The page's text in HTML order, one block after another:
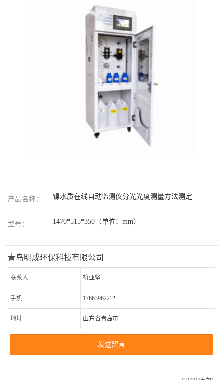
产品名称： 镍水质在线自动监测仪分光光度测量方法测定
型号： 1470*515*350（单位：mm）
青岛明成环保科技有限公司
联系人 符亚坚
手机 17663962212
地址 山东省青岛市
发送留言